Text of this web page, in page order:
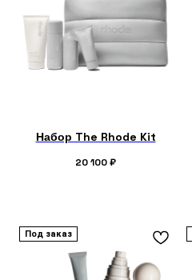
Набор The Rhode Kit
20 100₽
Под заказ